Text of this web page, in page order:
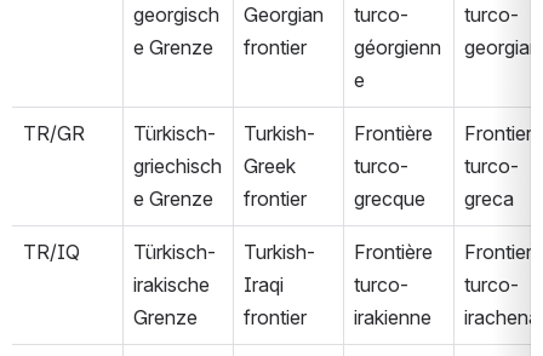
georgisch
e Grenze
Georgian
frontier
turco-
géorgienn
e
turco-
TR/GR
Türkisch-
griechisch
e Grenze
Turkish-
Greek
frontier
Frontière
turco-
grecque
Frontiera
turco-
greca
TR/IQ
Türkisch-
irakische
Grenze
Turkish-
Iraqi
frontier
Frontière
turco-
irakienne
Frontiera
turco-
irachena